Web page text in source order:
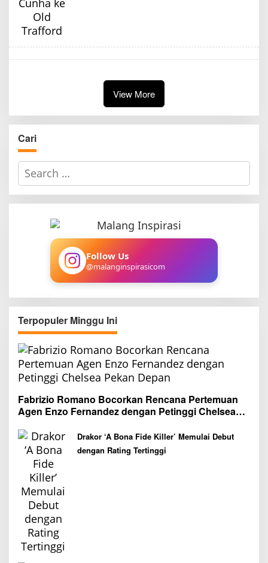
View More
Cari
S
e
a
Follow Us
@malanginspirasicom
Terpopuler Minggu Ini
Fabrizio Romano Bocorkan Rencana Pertemuan
Agen Enzo Fernandez dengan Petinggi Chelsea
Drakor ‘A Bona Fide Killer’ Memulai Debut
dengan Rating Tertinggi